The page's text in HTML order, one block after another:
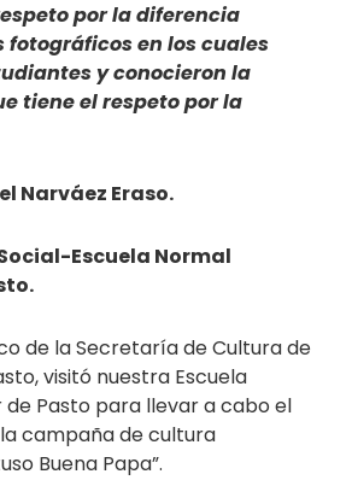
por la diferencia
fotográficos en los cuales
y conocieron la
tiene el respeto por la
Narváez Eraso.
Escuela Normal
de la Secretaría de Cultura de
visitó nuestra Escuela
de Pasto para llevar a cabo el
campaña de cultura
Buena Papa”.